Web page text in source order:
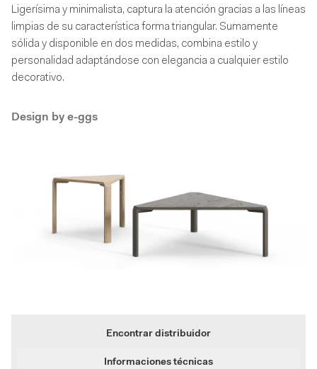
Ligerísima y minimalista, captura la atención gracias a las líneas
limpias de su característica forma triangular. Sumamente
sólida y disponible en dos medidas, combina estilo y
personalidad adaptándose con elegancia a cualquier estilo
decorativo.
Design by e-ggs
Encontrar distribuidor
Informaciones técnicas